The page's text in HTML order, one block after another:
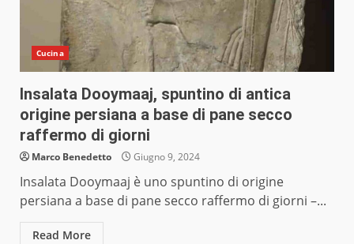
Cucina
Insalata Dooymaaj, spuntino di antica
origine persiana a base di pane secco
raffermo di giorni
Marco Benedetto Giugno 9, 2024
Insalata Dooymaaj è uno spuntino di origine
persiana a base di pane secco raffermo di giorni –...
Read More